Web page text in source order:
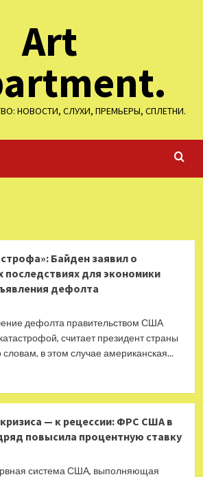
Art
НОВОСТИ, СЛУХИ, ПРЕМЬЕРЫ, СПЛЕТНИ.
Байден заявил о
последствиях для экономики
дефолта
дефолта правительством США
считает президент страны
в этом случае американская...
— к рецессии: ФРС США в
повысила процентную ставку
система США, выполняющая